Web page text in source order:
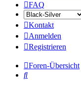
FAQ
Kontakt
Anmelden
Registrieren
Foren-Übersicht
Suche